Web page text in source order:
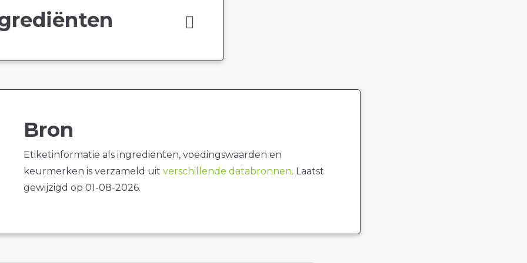
Bron
Etiketinformatie als ingrediënten, voedingswaarden en
keurmerken is verzameld uit verschillende databronnen. Laatst
gewijzigd op 01-08-2026.